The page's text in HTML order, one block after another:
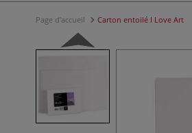
Page d'accueil Carton entoilé I Love Art